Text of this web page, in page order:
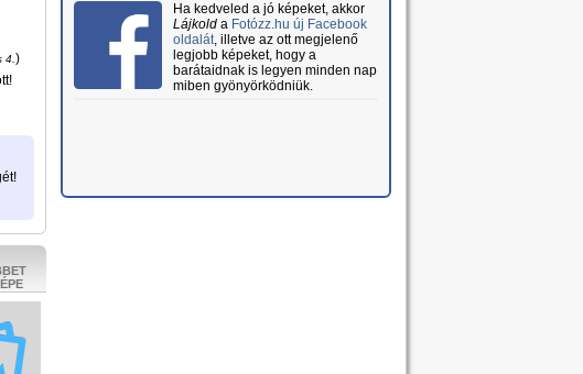
4. )
Ha kedveled a jó képeket, akkor
Lájkolda Fotózz.hu új Facebook
oldalát, illetve az ott megjelenő
legjobb képeket, hogy a
barátaidnak is legyen minden nap
miben gyönyörködniük.